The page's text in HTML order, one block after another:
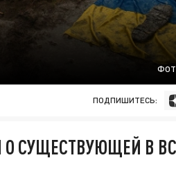
ПОДПИШИТЕСЬ:
О СУЩЕСТВУЮЩЕЙ В